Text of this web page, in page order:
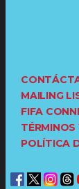
MAILING
FIFA
TÉRMINOS
POLÍTICA